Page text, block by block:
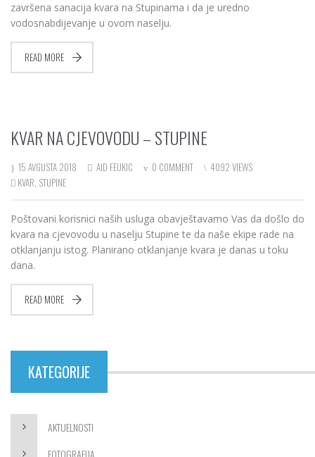
završena sanacija kvara na Stupinama i da je uredno
vodosnabdijevanje u ovom naselju.
READ MORE
KVAR NA CJEVOVODU – STUPINE
15 AVGUSTA 2018 AID FEUKIC 0 COMMENT
4092 VIEWS
KVAR, STUPINE
Poštovani korisnici naših usluga obavještavamo Vas da došlo do
kvara na cjevovodu u naselju Stupine te da naše ekipe rade na
otklanjanju istog. Planirano otklanjanje kvara je danas u toku
dana.
READ MORE
KATEGORIJE
AKTUELNOSTI
FOTOGRAFIJA